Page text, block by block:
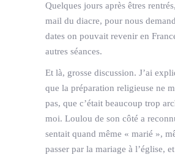
Quelques jours après êtres
mail du diacre, pour nous
dates on pouvait revenir en
autres séances.
Et là, grosse discussion. J’ai
que la préparation religieuse ne
pas, que c’était beaucoup trop
moi. Loulou de son côté a
sentait quand même « marié »,
passer par la mariage à l’église,